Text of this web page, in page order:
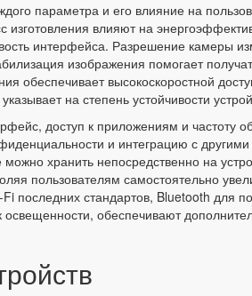
параметра и его влияние на
изготовления влияют на
интерфейса. Разрешение камеры
изображения помогает
обеспечивает высокоскоростной
на степень устойчивости
доступ к приложениям и частоту
и интеграцию с другими
хранить непосредственно на
пользователям самостоятельно
последних стандартов, Bluetooth для
освещенности, обеспечивают